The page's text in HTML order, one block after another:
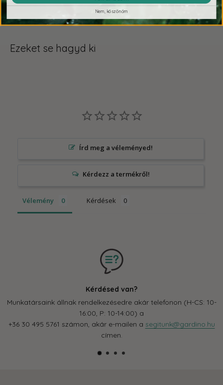
Ezeket se hagyd ki
Írd meg a véleményed!
Vélemény Kérdések
Kérdésed van?
Munkatársaink állnak rendelkezésedre akár telefonon (H-CS: 10-
16:00, P: 10-14:00) a
+36 30 495 5761 számon, akár e-mailen a segitunk@gardino.hu
címen.
Nem, köszönöm